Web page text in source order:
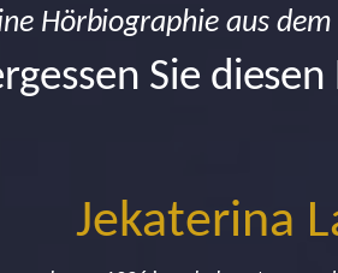
Hörbiographie aus
Sie
Jekaterina